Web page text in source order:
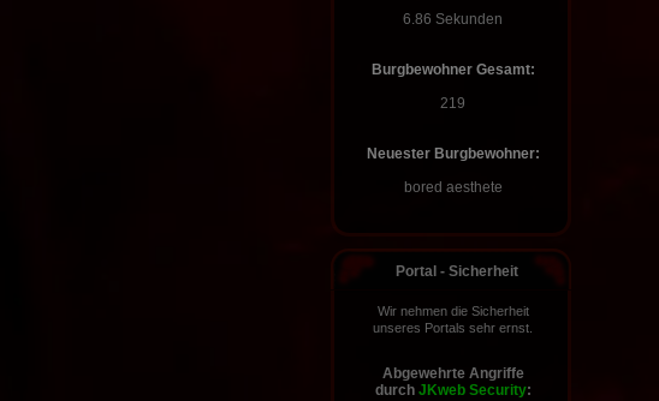
Korn schnell weg* Korn? Ich weiß
nichts von Korn... hat hier jemand
ShaitanJr :Hat hier jemand mein
MEIN KORN GEKLAUTNE????!!!!
6.86 Sekunden
Burgbewohner Gesamt:
219
Neuester Burgbewohner:
bored aesthete
Portal - Sicherheit
Wir nehmen die Sicherheit
unseres Portals sehr ernst.
Abgewehrte Angriffe
durch JKweb Security: